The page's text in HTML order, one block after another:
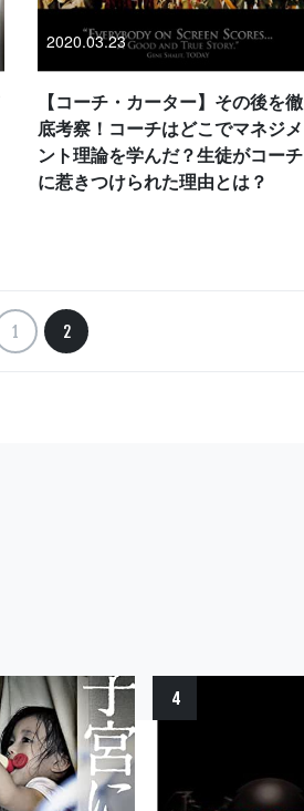
2020.03.23
【コーチ・カーター】その後を徹
底考察！コーチはどこでマネジメ
ント理論を学んだ？生徒がコーチ
に惹きつけられた理由とは？
1 2
4